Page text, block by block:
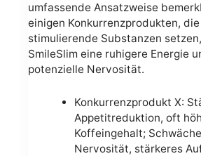
umfassende Ansatzweise
einigen Konkurrenzprodukten,
stimulierende Substanzen
SmileSlim eine ruhigere Energie
potenzielle Nervosität.
Konkurrenzprodukt X:
Appetitreduktion, oft
Koffeingehalt;
Nervosität, stärkeres